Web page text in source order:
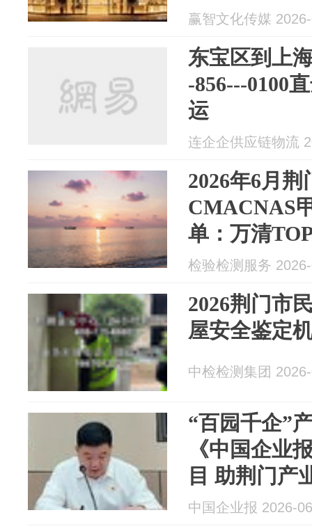
赢智文化传媒
东宝区到上
-856---0100
运
连企企供应链物流
2026年6月荆
CMACNAS
单：万清
检验检测服务
2026荆门市
屋安全鉴定
中检检测集团
“百园千企”
《中国企业
目 助荆门产
中国企业报 2026-